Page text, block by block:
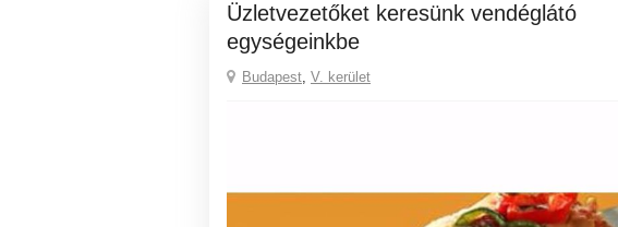
Üzletvezetőket keresünk vendéglátó
egységeinkbe
Budapest, V. kerület